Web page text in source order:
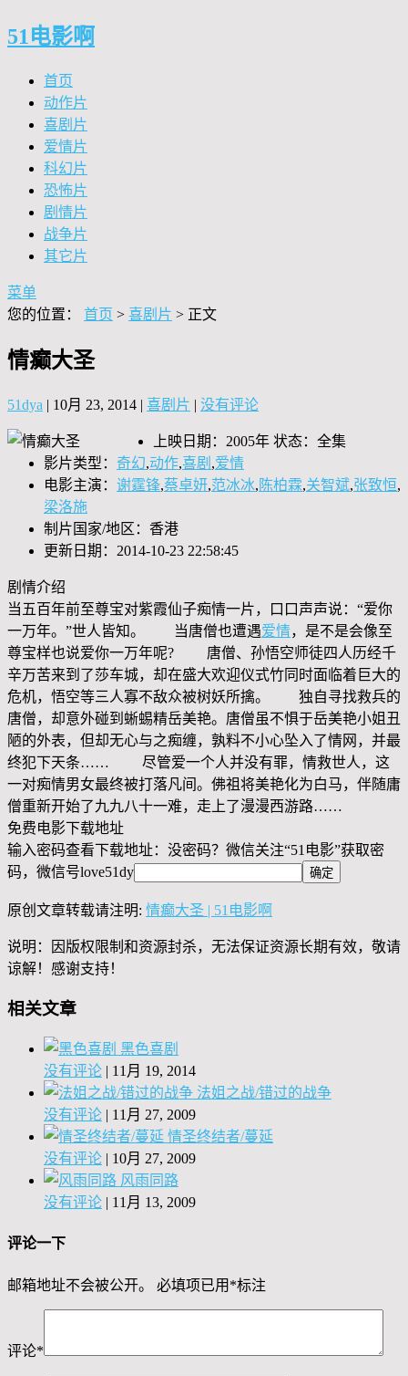
51电影啊
首页
动作片
喜剧片
爱情片
科幻片
恐怖片
剧情片
战争片
其它片
菜单
您的位置： 首页 > 喜剧片 > 正文
情癫大圣
51dya | 10月 23, 2014 | 喜剧片 | 没有评论
上映日期：2005年 状态：全集
影片类型： 奇幻,动作,喜剧 ,爱情
电影主演： 谢霆锋,蔡卓妍,范冰冰, 陈柏霖,关智斌,张致恒,
梁洛施
制片国家/地区：香港
更新日期：2014-10-23 22:58:45
剧情介绍
当五百年前至尊宝对紫霞仙子痴情一片，口口声声说：“爱你
一万年。”世人皆知。 当唐僧也遭遇爱情，是不是会像至
尊宝样也说爱你一万年呢? 唐僧、孙悟空师徒四人历经千
辛万苦来到了莎车城，却在盛大欢迎仪式竹同时面临着巨大的
危机，悟空等三人寡不敌众被树妖所擒。 独自寻找救兵的
唐僧，却意外碰到蜥蜴精岳美艳。唐僧虽不惧于岳美艳小姐丑
陋的外表，但却无心与之痴缠，孰料不小心坠入了情网，并最
终犯下天条…… 尽管爱一个人并没有罪，情救世人，这
一对痴情男女最终被打落凡间。佛祖将美艳化为白马，伴随庸
僧重新开始了九九八十一难，走上了漫漫西游路……
免费电影下载地址
输入密码查看下载地址：没密码？微信关注“51电影”获取密
码，微信号love51dy
原创文章转载请注明: 情癫大圣 | 51电影啊
说明：因版权限制和资源封杀，无法保证资源长期有效，敬请
谅解！感谢支持！
相关文章
黑色喜剧
没有评论 | 11月 19, 2014
法姐之战/错过的战争
没有评论 | 11月 27, 2009
情圣终结者/蔓延
没有评论 | 10月 27, 2009
风雨同路
没有评论 | 11月 13, 2009
评论一下
邮箱地址不会被公开。 必填项已用 *标注
评论*